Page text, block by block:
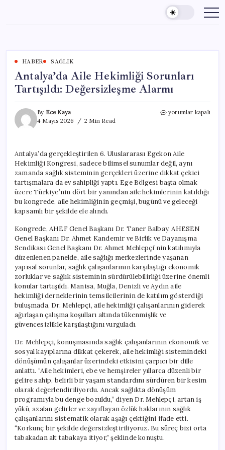
content
HABER SAĞLIK
Antalya’da Aile Hekimliği Sorunları
Tartışıldı: Değersizleşme Alarmı
By Ece Kaya
4 Mayıs 2026
2 Min Read
Antalya’da
Değersizleşme
Alarmı
için
yorumlar kapalı
Antalya’da gerçekleştirilen 6. Uluslararası Egekon Aile
Hekimliği Kongresi, sadece bilimsel sunumlar değil, aynı
zamanda sağlık sisteminin gerçekleri üzerine dikkat çekici
tartışmalara da ev sahipliği yaptı. Ege Bölgesi başta olmak
üzere Türkiye’nin dört bir yanından aile hekimlerinin katıldığı
bu kongrede, aile hekimliğinin geçmişi, bugünü ve geleceği
kapsamlı bir şekilde ele alındı.
Kongrede, AHEF Genel Başkanı Dr. Taner Balbay, AHESEN
Genel Başkanı Dr. Ahmet Kandemir ve Birlik ve Dayanışma
Sendikası Genel Başkanı Dr. Ahmet Mehlepçi’nin katılımıyla
düzenlenen panelde, aile sağlığı merkezlerinde yaşanan
yapısal sorunlar, sağlık çalışanlarının karşılaştığı ekonomik
zorluklar ve sağlık sisteminin sürdürülebilirliği üzerine önemli
konular tartışıldı. Manisa, Muğla, Denizli ve Aydın aile
hekimliği derneklerinin temsilcilerinin de katılım gösterdiği
buluşmada, Dr. Mehlepçi, aile hekimliği çalışanlarının giderek
ağırlaşan çalışma koşulları altında tükenmişlik ve
güvencesizlikle karşılaştığını vurguladı.
Dr. Mehlepçi, konuşmasında sağlık çalışanlarının ekonomik ve
sosyal kayıplarına dikkat çekerek, aile hekimliği sistemindeki
dönüşümün çalışanlar üzerindeki etkisini çarpıcı bir dille
anlattı. “Aile hekimleri, ebe ve hemşireler yıllarca düzenli bir
gelire sahip, belirli bir yaşam standardını sürdüren bir kesim
olarak değerlendiriliyordu. Ancak sağlıkta dönüşüm
programıyla bu denge bozuldu,” diyen Dr. Mehlepçi, artan iş
yükü, azalan gelirler ve zayıflayan özlük haklarının sağlık
çalışanlarını sistematik olarak aşağı çektiğini ifade etti.
“Korkunç bir şekilde değersizleştiriliyoruz. Bu süreç bizi orta
tabakadan alt tabakaya itiyor,” şeklinde konuştu.